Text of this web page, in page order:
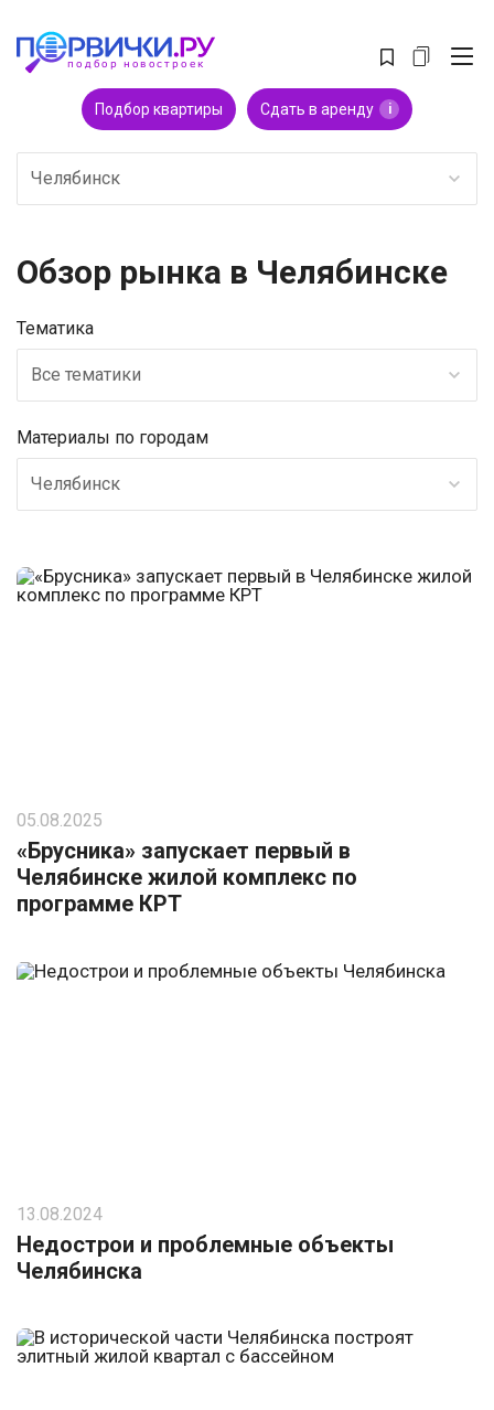
Подбор квартиры Сдать в аренду i
Челябинск
Обзор рынка в Челябинске
Тематика
Все тематики
Материалы по городам
Челябинск
05.08.2025
«Брусника» запускает первый в
Челябинске жилой комплекс по
программе КРТ
13.08.2024
Недострои и проблемные объекты
Челябинска